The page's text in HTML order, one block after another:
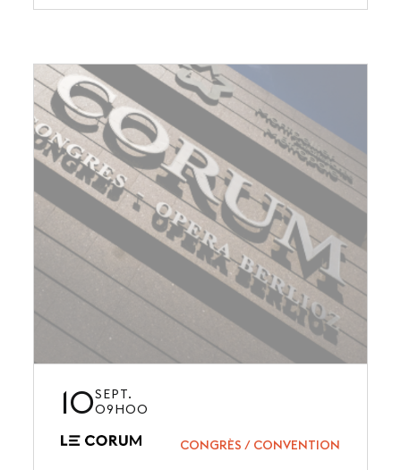
10SEPT.
09H00
CONGRÈS / CONVENTION